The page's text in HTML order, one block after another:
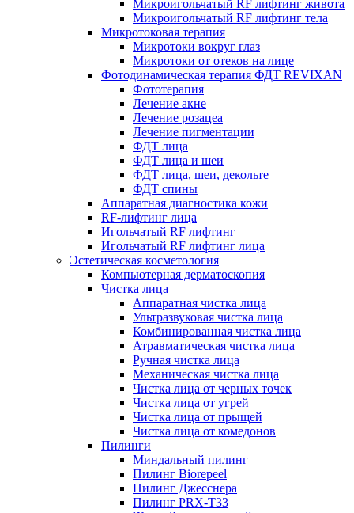
Микроигольчатый RF лифтинг живота
Микроигольчатый RF лифтинг тела
Микротоковая терапия
Микротоки вокруг глаз
Микротоки от отеков на лице
Фотодинамическая терапия ФДТ REVIXAN
Фототерапия
Лечение акне
Лечение розацеа
Лечение пигментации
ФДТ лица
ФДТ лица и шеи
ФДТ лица, шеи, декольте
ФДТ спины
Аппаратная диагностика кожи
RF-лифтинг лица
Игольчатый RF лифтинг
Игольчатый RF лифтинг лица
Эстетическая косметология
Компьютерная дерматоскопия
Чистка лица
Аппаратная чистка лица
Ультразвуковая чистка лица
Комбинированная чистка лица
Атравматическая чистка лица
Ручная чистка лица
Механическая чистка лица
Чистка лица от черных точек
Чистка лица от угрей
Чистка лица от прыщей
Чистка лица от комедонов
Пилинги
Миндальный пилинг
Пилинг Biorepeel
Пилинг Джесснера
Пилинг PRX-T33